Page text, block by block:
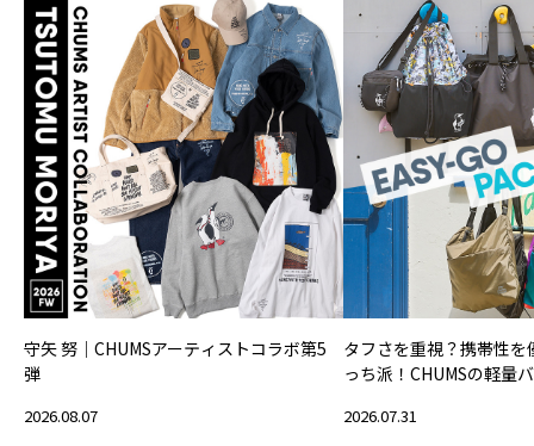
守矢 努｜CHUMSアーティストコラボ第5
弾
2026.08.07
タフさを重視？携帯性
っち派！CHUMSの軽量
2026.07.31